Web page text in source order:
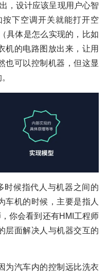
，设计应该呈现用户心智
下空调开关就能打开空
具体是怎么实现的，比如
机的电路图放出来，让用
也可以控制机器，但这显
时候指代人与机器之间的
车机的时候，主要是指人
你会看到还有HMI工程师
层面解决人与机器交互的
为汽车内的控制远比洗衣